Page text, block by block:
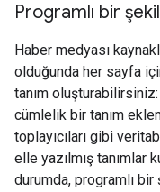
Programlı bir
Haber medyası
olduğunda her sayfa
tanım
cümlelik bir tanım
toplayıcıları gibi
elle yazılmış tanımlar
durumda, programlı